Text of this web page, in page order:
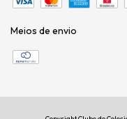
Meios de envio